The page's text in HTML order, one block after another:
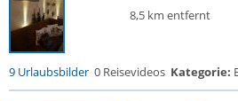
8,5 km entfernt
9 Urlaubsbilder 0 Reisevideos Kategorie: